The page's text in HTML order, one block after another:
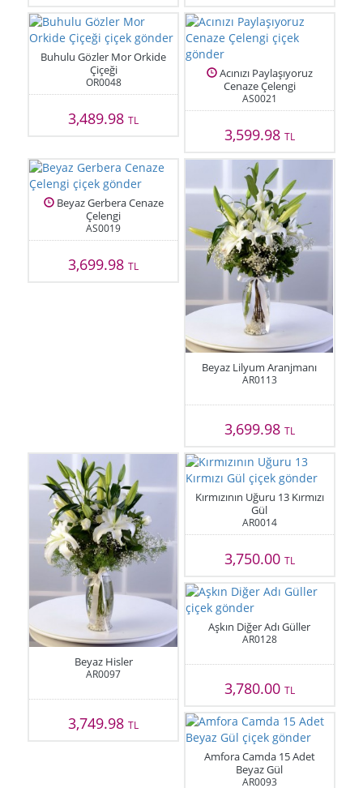
Buhulu Gözler Mor Orkide
Çiçeği
OR0048
3,489.98TL
Acınızı Paylaşıyoruz
Cenaze Çelengi
AS0021
3,599.98 TL
Beyaz Gerbera Cenaze
Çelengi
AS0019
3,699.98TL
Beyaz Lilyum Aranjmanı
AR0113
3,699.98 TL
Beyaz Hisler
AR0097
3,749.98TL
Kırmızının Uğuru 13 Kırmızı
Gül
AR0014
3,750.00 TL
Aşkın Diğer Adı Güller
AR0128
3,780.00 TL
Amfora Camda 15 Adet
Beyaz Gül
AR0093